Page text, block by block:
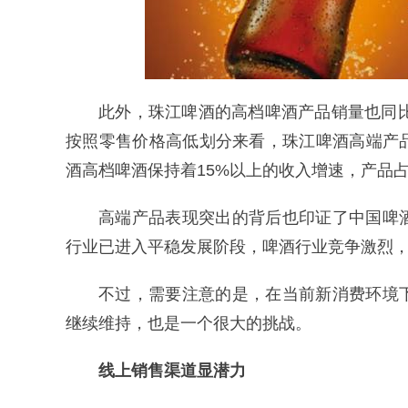
此外，珠江啤酒的高档啤酒产品销量也同
按照零售价格高低划分来看，珠江啤酒高端
酒高档啤酒保持着15%以上的收入增速，产品
高端产品表现突出的背后也印证了中国
行业已进入平稳发展阶段，啤酒行业竞争激烈
不过，需要注意的是，在当前新消费环
继续维持，也是一个很大的挑战。
线上销售渠道显潜力